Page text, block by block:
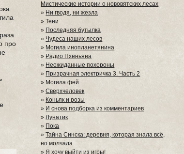
про
Мистические истории о нововятских лесах
» Ни гводя, ни жезла
»Тени
» Последняя бутылка
» Чудеса наших лесов
» Могила инопланетянина
» Радио Пхеньяна
» Неожиданные похороны
» Призрачная электричка 3. Часть 2
» Могила фей
»Сверхчеловек
» Коньяк и розы
» И снова подборка из комментариев
»Лунатик
» Пока
»Тайна Синска: деревня, которая знала всё,
но молчала
»Я хочу выйти из игры!